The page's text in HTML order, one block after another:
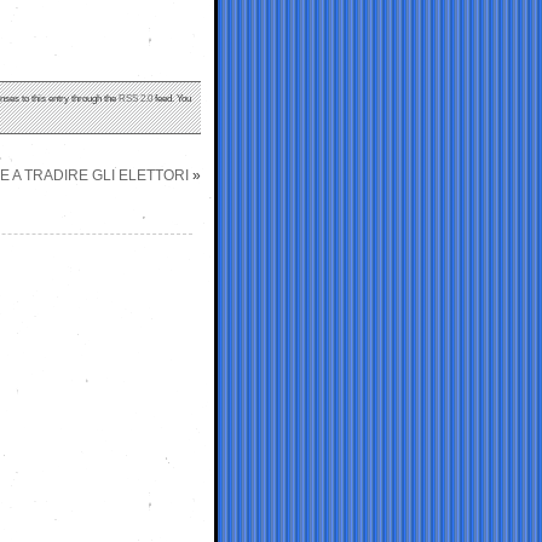
to this entry through theRSS 2.0feed. You
A TRADIRE GLI ELETTORI »